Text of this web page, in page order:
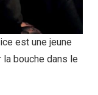
est une jeune
bouche dans le